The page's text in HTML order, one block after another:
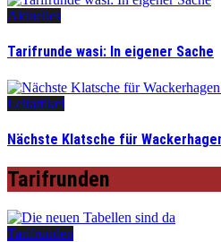
Aktuelles
Tarifrunde wasi: In eigener Sache
Leitartikel
Nächste Klatsche für
Tarifrunden
Tarifrunden